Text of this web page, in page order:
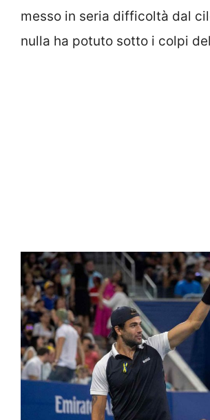
messo in seria difficoltà dal
nulla ha potuto sotto i colpi